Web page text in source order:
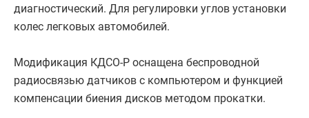
диагностический. Для регулировки углов установки
колес легковых автомобилей.
Модификация КДСО-Р оснащена беспроводной
радиосвязью датчиков с компьютером и функцией
компенсации биения дисков методом прокатки.